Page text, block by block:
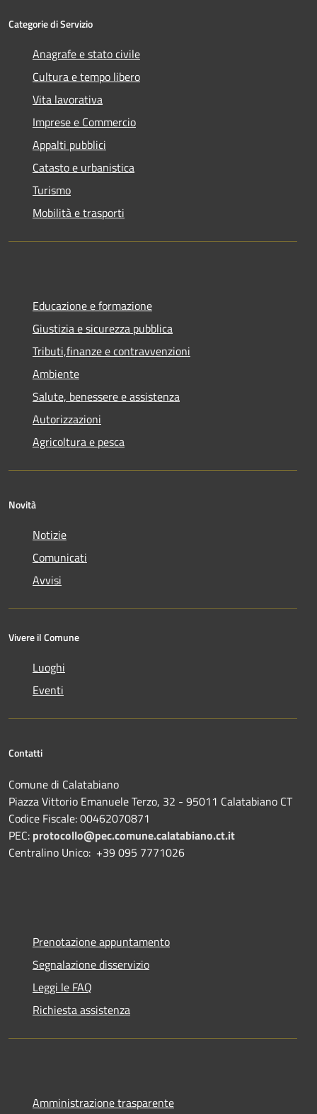
Categorie di Servizio
Anagrafe e stato civile
Cultura e tempo libero
Vita lavorativa
Imprese e Commercio
Appalti pubblici
Catasto e urbanistica
Turismo
Mobilità e trasporti
Educazione e formazione
Giustizia e sicurezza pubblica
Tributi,finanze e contravvenzioni
Ambiente
Salute, benessere e assistenza
Autorizzazioni
Agricoltura e pesca
Novità
Notizie
Comunicati
Avvisi
Vivere il Comune
Luoghi
Eventi
Contatti
Comune di Calatabiano
Piazza Vittorio Emanuele Terzo, 32 - 95011 Calatabiano CT
Codice Fiscale: 00462070871
PEC: protocollo@pec.comune.calatabiano.ct.it
Centralino Unico: +39 095 7771026
Prenotazione appuntamento
Segnalazione disservizio
Leggi le FAQ
Richiesta assistenza
Amministrazione trasparente